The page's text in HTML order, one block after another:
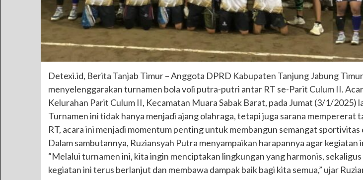
Detexi.id, Berita Tanjab Timur – Anggota DPRD Kabupaten Tanjung Jabung
menyelenggarakan turnamen bola voli putra-putri antar RT se-Parit Culum II.
Kelurahan Parit Culum II, Kecamatan Muara Sabak Barat, pada Jumat (3/1/2025)
Turnamen ini tidak hanya menjadi ajang olahraga, tetapi juga sarana
RT, acara ini menjadi momentum penting untuk membangun semangat sportivitas
Dalam sambutannya, Ruziansyah Putra menyampaikan harapannya agar
“Melalui turnamen ini, kita ingin menciptakan lingkungan yang harmonis,
kegiatan ini terus berlanjut dan membawa dampak baik bagi kita semua,” ujar